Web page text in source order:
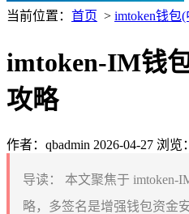
当前位置： 首页 > imtoken钱包
imtoken-IM钱
攻略
作者：qbadmin 2026-04-27 浏览
导读：
本文聚焦于 imtoken-
略，多签名是增强钱包资金